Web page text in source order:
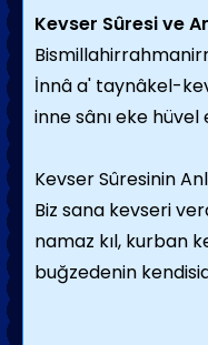
Kevser Sûresi ve
İnnâ a' taynâkel-
inne sânı eke hüvel
Kevser Sûresinin
Biz sana kevseri
namaz kıl, kurban
buğzedenin